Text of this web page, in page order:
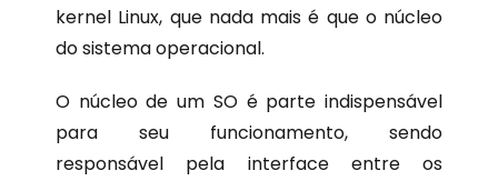
kernel Linux, que nada mais é que o núcleo
do sistema operacional.
O núcleo de um SO é parte indispensável
para seu funcionamento, sendo
responsável pela interface entre os